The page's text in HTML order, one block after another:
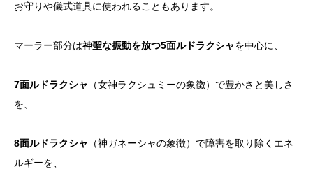
お守りや儀式道具に使われることもあります。
マーラー部分は神聖な振動を放つ5面ルドラクシャを中心に、
7面ルドラクシャ （女神ラクシュミーの象徴）で豊かさと美しさ
を、
8面ルドラクシャ （神ガネーシャの象徴）で障害を取り除くエネ
ルギーを、